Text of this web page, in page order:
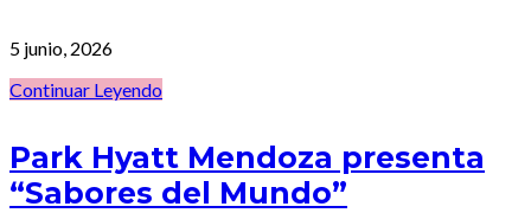
5 junio, 2026
Continuar Leyendo
Park Hyatt Mendoza presenta
“Sabores del Mundo”